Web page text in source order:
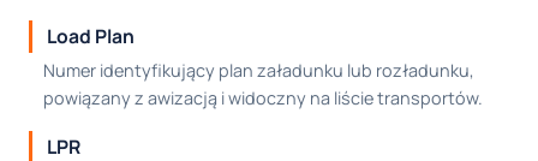
Load Plan
Numer identyfikujący plan załadunku lub rozładunku,
powiązany z awizacją i widoczny na liście transportów.
LPR